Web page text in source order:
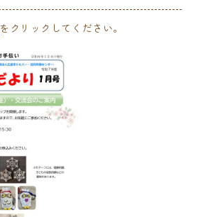
をクリックしてください。